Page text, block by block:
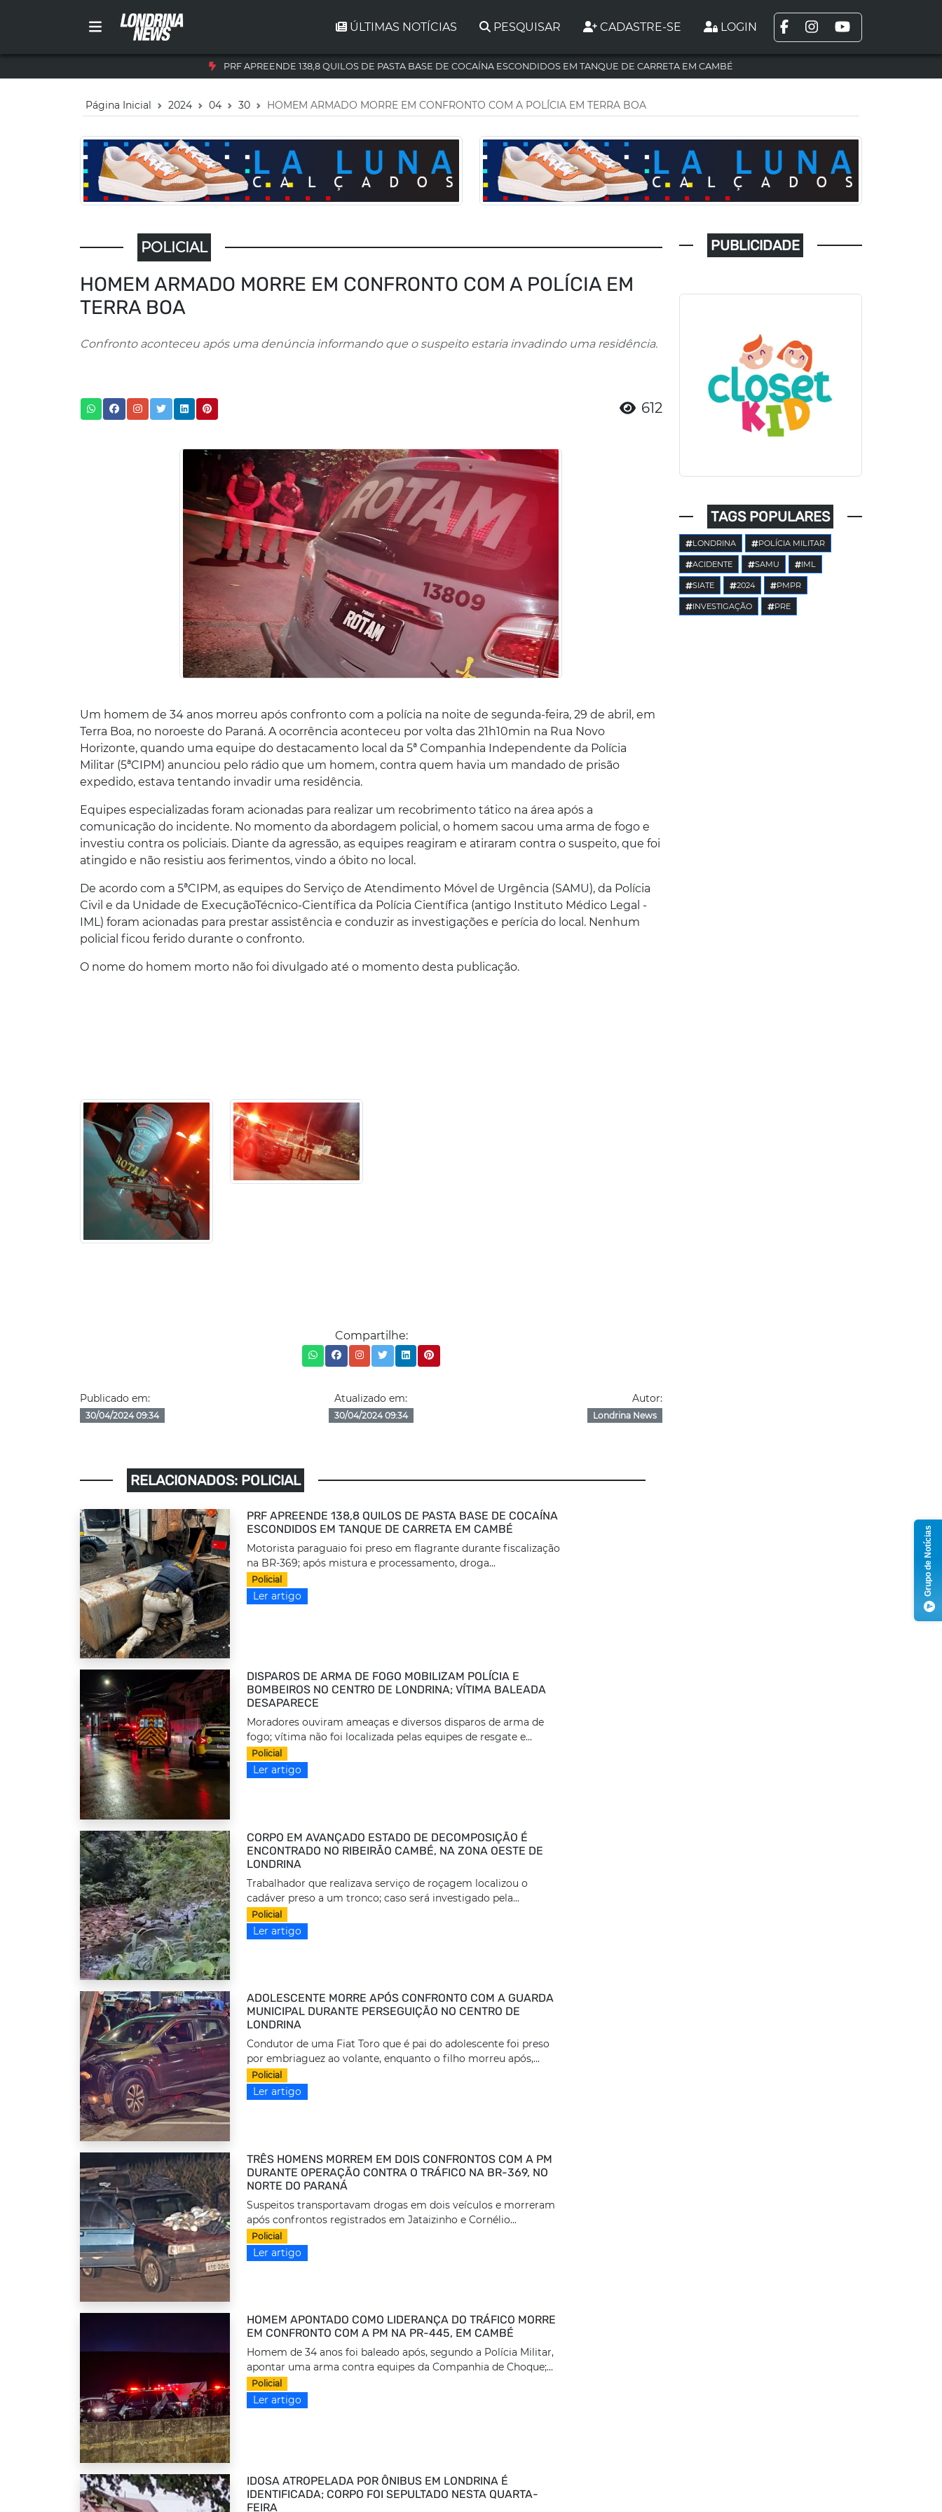
ÚLTIMAS NOTÍCIAS PESQUISAR CADASTRE-SE LOGIN
PRF APREENDE 138,8 QUILOS DE PASTA BASE DE COCAÍNA ESCONDIDOS EM TANQUE DE CARRETA EM CAMBÉ
Página Inicial 2024 04 30 HOMEM ARMADO MORRE EM CONFRONTO COM A POLÍCIA EM TERRA BOA
POLICIAL
HOMEM ARMADO MORRE EM CONFRONTO COM A POLÍCIA EM
TERRA BOA
Confronto aconteceu após uma denúncia informando que o suspeito estaria invadindo uma residência.
612
Um homem de 34 anos morreu após confronto com a polícia na noite de segunda-feira, 29 de abril, em
Terra Boa, no noroeste do Paraná. A ocorrência aconteceu por volta das 21h10min na Rua Novo
Horizonte, quando uma equipe do destacamento local da 5ª Companhia Independente da Polícia
Militar (5ªCIPM) anunciou pelo rádio que um homem, contra quem havia um mandado de prisão
expedido, estava tentando invadir uma residência.
Equipes especializadas foram acionadas para realizar um recobrimento tático na área após a
comunicação do incidente. No momento da abordagem policial, o homem sacou uma arma de fogo e
investiu contra os policiais. Diante da agressão, as equipes reagiram e atiraram contra o suspeito, que foi
atingido e não resistiu aos ferimentos, vindo a óbito no local.
De acordo com a 5ªCIPM, as equipes do Serviço de Atendimento Móvel de Urgência (SAMU), da Polícia
Civil e da Unidade de ExecuçãoTécnico-Científica da Polícia Científica (antigo Instituto Médico Legal -
IML) foram acionadas para prestar assistência e conduzir as investigações e perícia do local. Nenhum
policial ficou ferido durante o confronto.
O nome do homem morto não foi divulgado até o momento desta publicação.
Compartilhe:
Publicado em:
30/04/2024 09:34
Atualizado em:
30/04/2024 09:34
Autor:
Londrina News
RELACIONADOS: POLICIAL
PRF APREENDE 138,8 QUILOS DE PASTA BASE DE COCAÍNA
ESCONDIDOS EM TANQUE DE CARRETA EM CAMBÉ
Motorista paraguaio foi preso em flagrante durante fiscalização
na BR-369; após mistura e processamento, droga...
Policial
Ler artigo
DISPAROS DE ARMA DE FOGO MOBILIZAM POLÍCIA E
BOMBEIROS NO CENTRO DE LONDRINA; VÍTIMA BALEADA
DESAPARECE
Moradores ouviram ameaças e diversos disparos de arma de
fogo; vítima não foi localizada pelas equipes de resgate e...
Policial
Ler artigo
CORPO EM AVANÇADO ESTADO DE DECOMPOSIÇÃO É
ENCONTRADO NO RIBEIRÃO CAMBÉ, NA ZONA OESTE DE
LONDRINA
Trabalhador que realizava serviço de roçagem localizou o
cadáver preso a um tronco; caso será investigado pela...
Policial
Ler artigo
ADOLESCENTE MORRE APÓS CONFRONTO COM A GUARDA
MUNICIPAL DURANTE PERSEGUIÇÃO NO CENTRO DE
LONDRINA
Condutor de uma Fiat Toro que é pai do adolescente foi preso
por embriaguez ao volante, enquanto o filho morreu após,...
Policial
Ler artigo
TRÊS HOMENS MORREM EM DOIS CONFRONTOS COM A PM
DURANTE OPERAÇÃO CONTRA O TRÁFICO NA BR-369, NO
NORTE DO PARANÁ
Suspeitos transportavam drogas em dois veículos e morreram
após confrontos registrados em Jataizinho e Cornélio...
Policial
Ler artigo
HOMEM APONTADO COMO LIDERANÇA DO TRÁFICO MORRE
EM CONFRONTO COM A PM NA PR-445, EM CAMBÉ
Homem de 34 anos foi baleado após, segundo a Polícia Militar,
apontar uma arma contra equipes da Companhia de Choque;...
Policial
Ler artigo
IDOSA ATROPELADA POR ÔNIBUS EM LONDRINA É
IDENTIFICADA; CORPO FOI SEPULTADO NESTA QUARTA-
FEIRA
PUBLICIDADE
TAGS POPULARES
LONDRINA POLÍCIA MILITAR
ACIDENTE SAMU IML
SIATE 2024 PMPR
INVESTIGAÇÃO PRE
Grupo de Notícias